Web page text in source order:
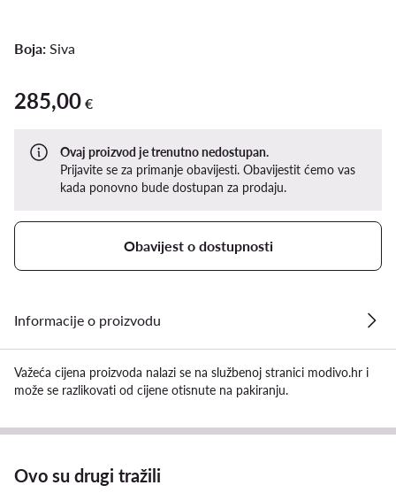
Boja: Siva
285,00 €
285,00 €
Ovaj proizvod je trenutno nedostupan.
Prijavite se za primanje obavijesti. Obavijestit ćemo vas
kada ponovno bude dostupan za prodaju.
Obavijest o dostupnosti
Informacije o proizvodu
Važeća cijena proizvoda nalazi se na službenoj stranici modivo.hr i
može se razlikovati od cijene otisnute na pakiranju.
Ovo su drugi tražili